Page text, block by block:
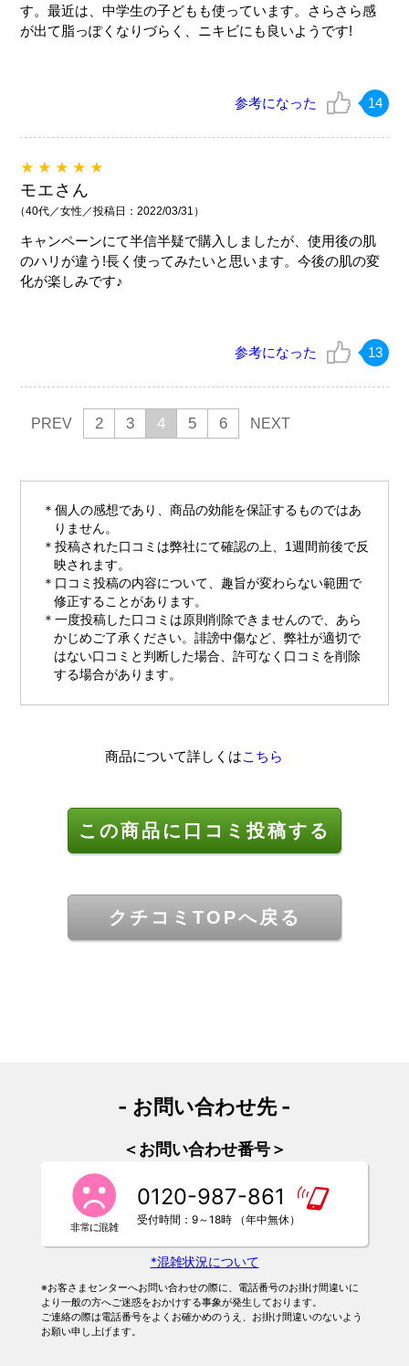
す。最近は、中学生の子どもも使っています。さらさら感
が出て脂っぽくなりづらく、ニキビにも良いようです!
参考になった 14
★★★★★
モエさん
（40代／女性／投稿日：2022/03/31）
キャンペーンにて半信半疑で購入しましたが、使用後の肌
のハリが違う!長く使ってみたいと思います。今後の肌の変
化が楽しみです♪
参考になった 13
PREV 2 3 4 5 6 NEXT
個人の感想であり、商品の効能を保証するものではあ
りません。
投稿された口コミは弊社にて確認の上、1週間前後で反
映されます。
口コミ投稿の内容について、趣旨が変わらない範囲で
修正することがあります。
一度投稿した口コミは原則削除できませんので、あら
かじめご了承ください。誹謗中傷など、弊社が適切で
はない口コミと判断した場合、許可なく口コミを削除
する場合があります。
商品について詳しくはこちら
この商品に口コミ投稿する
クチコミTOPへ戻る
- お問い合わせ先 -
＜お問い合わせ番号＞
0120-987-861
受付時間：9～18時 （年中無休）
*混雑状況について
※お客さまセンターへお問い合わせの際に、電話番号のお掛け間違いに
より一般の方へご迷惑をおかけする事象が発生しております。
ご連絡の際は電話番号をよくお確かめのうえ、お掛け間違いのないよう
お願い申し上げます。